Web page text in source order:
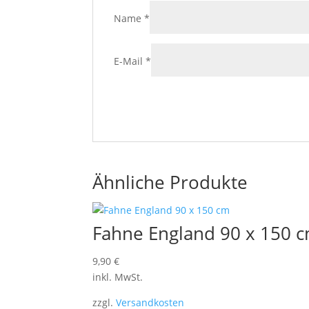
Name*
E-Mail*
Ähnliche Produkte
Fahne England 90 x 150
9,90€
inkl. MwSt.
zzgl.Versandkosten